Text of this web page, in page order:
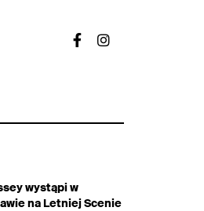
wystąpi w
na Letniej Scenie